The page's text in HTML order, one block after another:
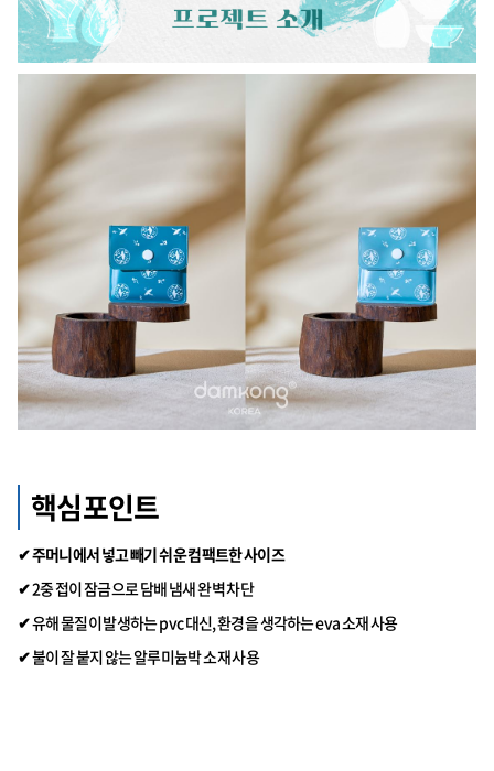
핵심포인트
✔ 주머니에서 넣고 빼기 쉬운 컴팩트한 사이즈
✔2중 접이 잠금으로 담배 냄새 완벽 차단
✔유해 물질이 발생하는 pvc 대신, 환경을 생각하는 eva 소재 사용
✔불이 잘 붙지 않는 알루미늄박 소재 사용